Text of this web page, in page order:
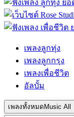
เพลงลูกทุ่ง
เพลงลูกกรุง
เพลงเพื่อชีวิต
อัลบั้ม
เพลงทั้งหมด Music All